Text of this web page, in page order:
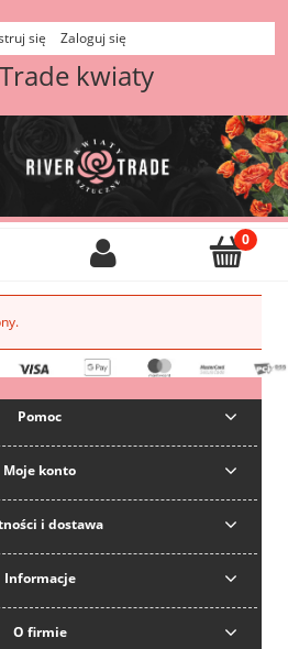
się Zaloguj się
kwiaty
Pomoc
Moje konto
i dostawa
Informacje
O firmie